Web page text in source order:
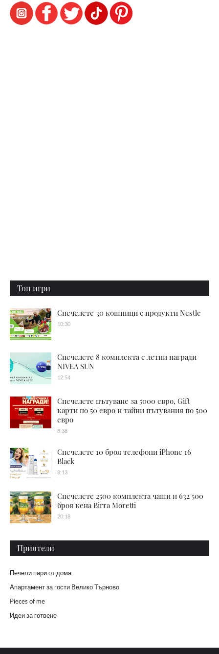
Топ игри
Спечелете 30 кошници с продукти Nestle
10:30
Спечелете 8 комплекта с летни награди
NIVEA SUN
12:54
Спечелете пътуване за 5000 евро, Gift
карти по 50 евро и тайни пътувания по 500
евро
8:38
Спечелете 10 броя телефони iPhone 16
Black
8:13
Спечелете 2500 комплекта чаши и 632 500
броя кена Birra Moretti
20:18
Приятели
Печели пари от дома
Апартамент за гости Велико Търново
Pieces of me
Идеи за готвене